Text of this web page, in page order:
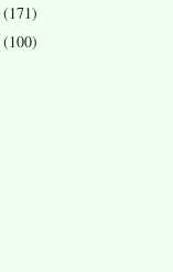
(171)
(100)